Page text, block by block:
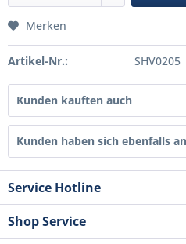
Merken
Artikel-Nr.: SHV0205
Kunden kauften auch
Kunden haben sich ebenfalls
Service Hotline
Shop Service